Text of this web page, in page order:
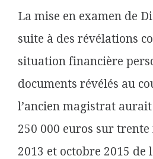
La mise en examen de
suite à des révélations
situation financière
documents révélés au
l’ancien magistrat
250 000 euros sur
2013 et octobre 2015 de